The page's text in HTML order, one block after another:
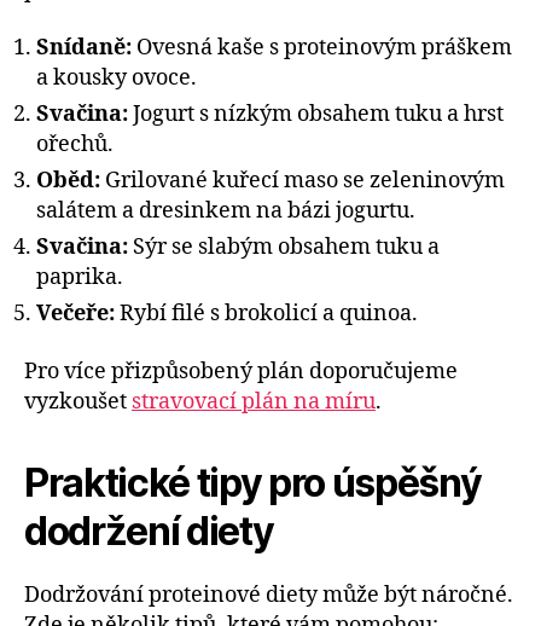
Snídaně: Ovesná kaše s proteinovým práškem
a kousky ovoce.
Svačina:Jogurt s nízkým obsahem tuku a hrst
ořechů.
Oběd: Grilované kuřecí maso se zeleninovým
salátem a dresinkem na bázi jogurtu.
Svačina: Sýr se slabým obsahem tuku a
paprika.
Večeře:Rybí filé s brokolicí a quinoa.
Pro více přizpůsobený plán doporučujeme
vyzkoušet stravovací plán na míru.
Praktické tipy pro úspěšný
dodržení diety
Dodržování proteinové diety může být náročné.